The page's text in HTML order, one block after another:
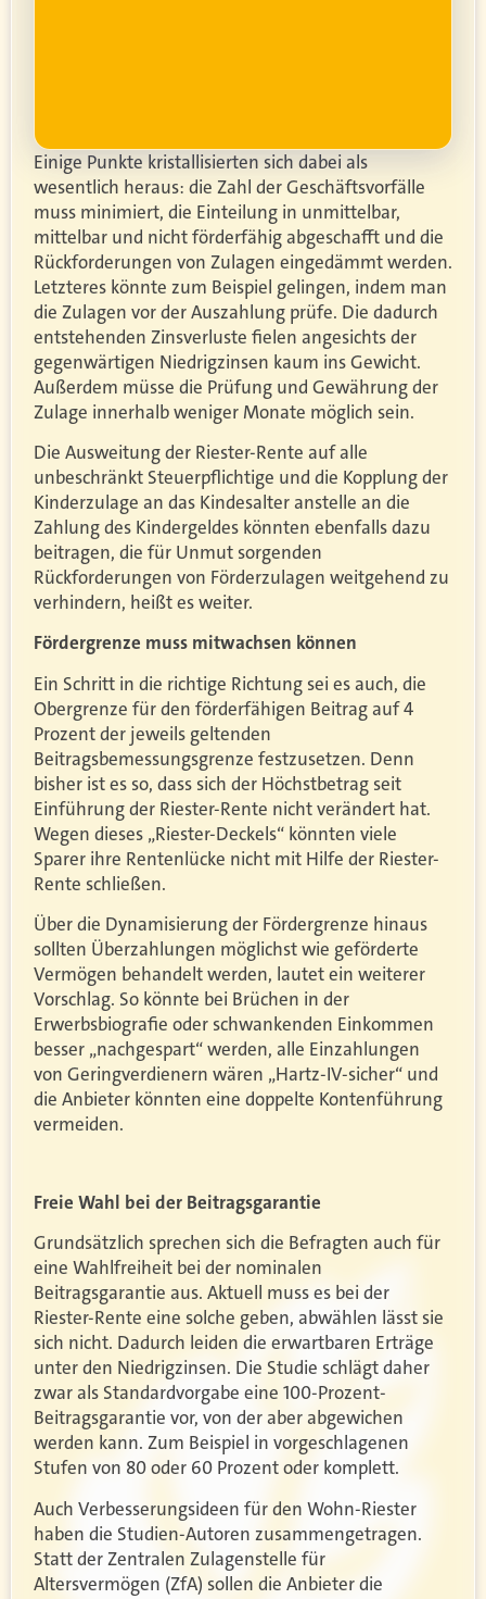
Einige Punkte kristallisierten sich dabei als
wesentlich heraus: die Zahl der Geschäftsvorfälle
muss minimiert, die Einteilung in unmittelbar,
mittelbar und nicht förderfähig abgeschafft und die
Rückforderungen von Zulagen eingedämmt werden.
Letzteres könnte zum Beispiel gelingen, indem man
die Zulagen vor der Auszahlung prüfe. Die dadurch
entstehenden Zinsverluste fielen angesichts der
gegenwärtigen Niedrigzinsen kaum ins Gewicht.
Außerdem müsse die Prüfung und Gewährung der
Zulage innerhalb weniger Monate möglich sein.
Die Ausweitung der Riester-Rente auf alle
unbeschränkt Steuerpflichtige und die Kopplung der
Kinderzulage an das Kindesalter anstelle an die
Zahlung des Kindergeldes könnten ebenfalls dazu
beitragen, die für Unmut sorgenden
Rückforderungen von Förderzulagen weitgehend zu
verhindern, heißt es weiter.
Fördergrenze muss mitwachsen können
Ein Schritt in die richtige Richtung sei es auch, die
Obergrenze für den förderfähigen Beitrag auf 4
Prozent der jeweils geltenden
Beitragsbemessungsgrenze festzusetzen. Denn
bisher ist es so, dass sich der Höchstbetrag seit
Einführung der Riester-Rente nicht verändert hat.
Wegen dieses „Riester-Deckels“ könnten viele
Sparer ihre Rentenlücke nicht mit Hilfe der Riester-
Rente schließen.
Über die Dynamisierung der Fördergrenze hinaus
sollten Überzahlungen möglichst wie geförderte
Vermögen behandelt werden, lautet ein weiterer
Vorschlag. So könnte bei Brüchen in der
Erwerbsbiografie oder schwankenden Einkommen
besser „nachgespart“ werden, alle Einzahlungen
von Geringverdienern wären „Hartz-IV-sicher“ und
die Anbieter könnten eine doppelte Kontenführung
vermeiden.
Freie Wahl bei der Beitragsgarantie
Grundsätzlich sprechen sich die Befragten auch für
eine Wahlfreiheit bei der nominalen
Beitragsgarantie aus. Aktuell muss es bei der
Riester-Rente eine solche geben, abwählen lässt sie
sich nicht. Dadurch leiden die erwartbaren Erträge
unter den Niedrigzinsen. Die Studie schlägt daher
zwar als Standardvorgabe eine 100-Prozent-
Beitragsgarantie vor, von der aber abgewichen
werden kann. Zum Beispiel in vorgeschlagenen
Stufen von 80 oder 60 Prozent oder komplett.
Auch Verbesserungsideen für den Wohn-Riester
haben die Studien-Autoren zusammengetragen.
Statt der Zentralen Zulagenstelle für
Altersvermögen (ZfA) sollen die Anbieter die